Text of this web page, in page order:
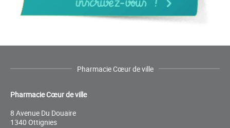
Pharmacie Cœur de ville
Pharmacie Cœur de ville
8 Avenue Du Douaire
1340 Ottignies